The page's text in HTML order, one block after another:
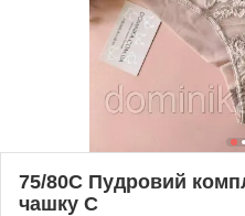
75/80С Пудровий
чашку С